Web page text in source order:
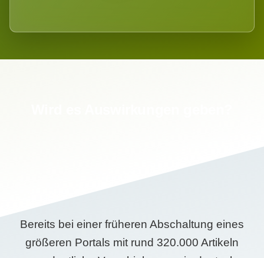
Bereits bei einer früheren Abschaltung eines
größeren Portals mit rund 320.000 Artikeln